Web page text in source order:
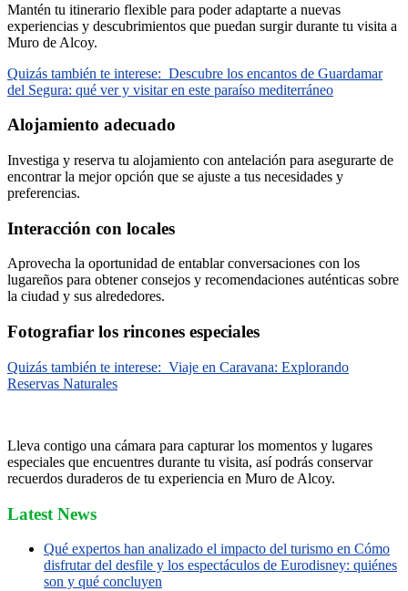
Mantén tu itinerario flexible para poder adaptarte a nuevas
experiencias y descubrimientos que puedan surgir durante tu visita a
Muro de Alcoy.
Quizás también te interese: Descubre los encantos de Guardamar
del Segura: qué ver y visitar en este paraíso mediterráneo
Alojamiento adecuado
Investiga y reserva tu alojamiento con antelación para asegurarte de
encontrar la mejor opción que se ajuste a tus necesidades y
preferencias.
Interacción con locales
Aprovecha la oportunidad de entablar conversaciones con los
lugareños para obtener consejos y recomendaciones auténticas sobre
la ciudad y sus alrededores.
Fotografiar los rincones especiales
Quizás también te interese: Viaje en Caravana: Explorando
Reservas Naturales
Lleva contigo una cámara para capturar los momentos y lugares
especiales que encuentres durante tu visita, así podrás conservar
recuerdos duraderos de tu experiencia en Muro de Alcoy.
Latest News
Qué expertos han analizado el impacto del turismo en Cómo
disfrutar del desfile y los espectáculos de Eurodisney: quiénes
son y qué concluyen